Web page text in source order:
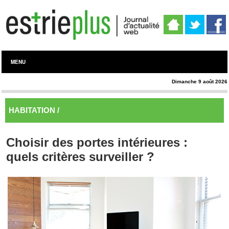
MENU
Dimanche 9 août 2026
HABITATION /
Choisir des portes intérieures :
quels critères surveiller ?